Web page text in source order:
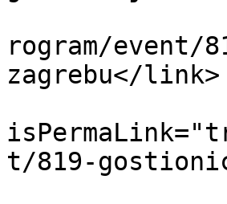
rogram/event/
zagrebu</link>
t/819-